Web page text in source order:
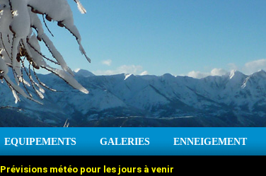
EQUIPEMENTS GALERIES ENNEIGEMENT
Prévisions météo pour les jours à venir